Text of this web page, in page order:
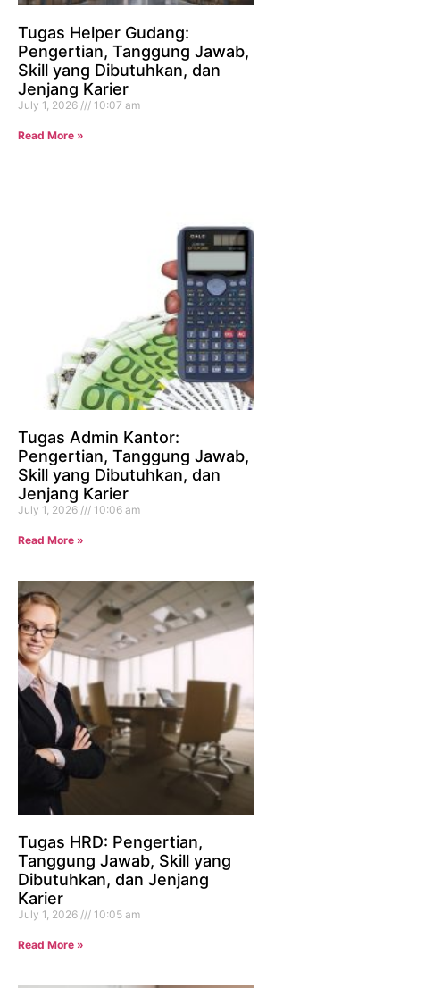
Tugas Helper Gudang:
Pengertian, Tanggung Jawab,
Skill yang Dibutuhkan, dan
Jenjang Karier
July 1, 2026 10:07 am
Read More »
Tugas Admin Kantor:
Pengertian, Tanggung Jawab,
Skill yang Dibutuhkan, dan
Jenjang Karier
July 1, 2026 10:06 am
Read More »
Tugas HRD: Pengertian,
Tanggung Jawab, Skill yang
Dibutuhkan, dan Jenjang
Karier
July 1, 2026 10:05 am
Read More »